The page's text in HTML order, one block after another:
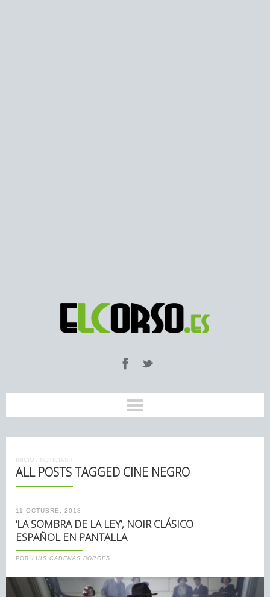
INICIO / NOTICIAS /
ALL POSTS TAGGED CINE NEGRO
11 OCTUBRE, 2018
‘LA SOMBRA DE LA LEY’, NOIR CLÁSICO
ESPAÑOL EN PANTALLA
POR LUIS CADENAS BORGES